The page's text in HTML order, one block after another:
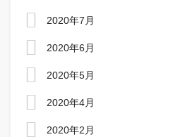
2020年7月
2020年6月
2020年5月
2020年4月
2020年2月